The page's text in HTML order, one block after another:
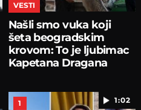
VESTI
Našli smo vuka koji
šeta beogradskim
krovom: To je ljubimac
Kapetana Dragana
1:02
1